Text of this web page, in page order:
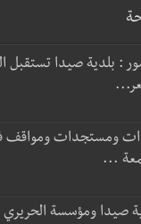
: بلدية صيدا
ومستجدات ومواقف
...
صيدا ومؤسسة الحريري